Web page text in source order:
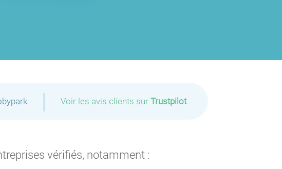
| Voir les avis clients sur Trustpilot
vérifiés, notamment :